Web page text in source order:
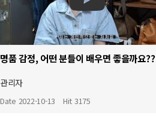
명품 감정, 어떤 분들이 배우면 좋을까요??
관리자
Date 2022-10-13 Hit 3175